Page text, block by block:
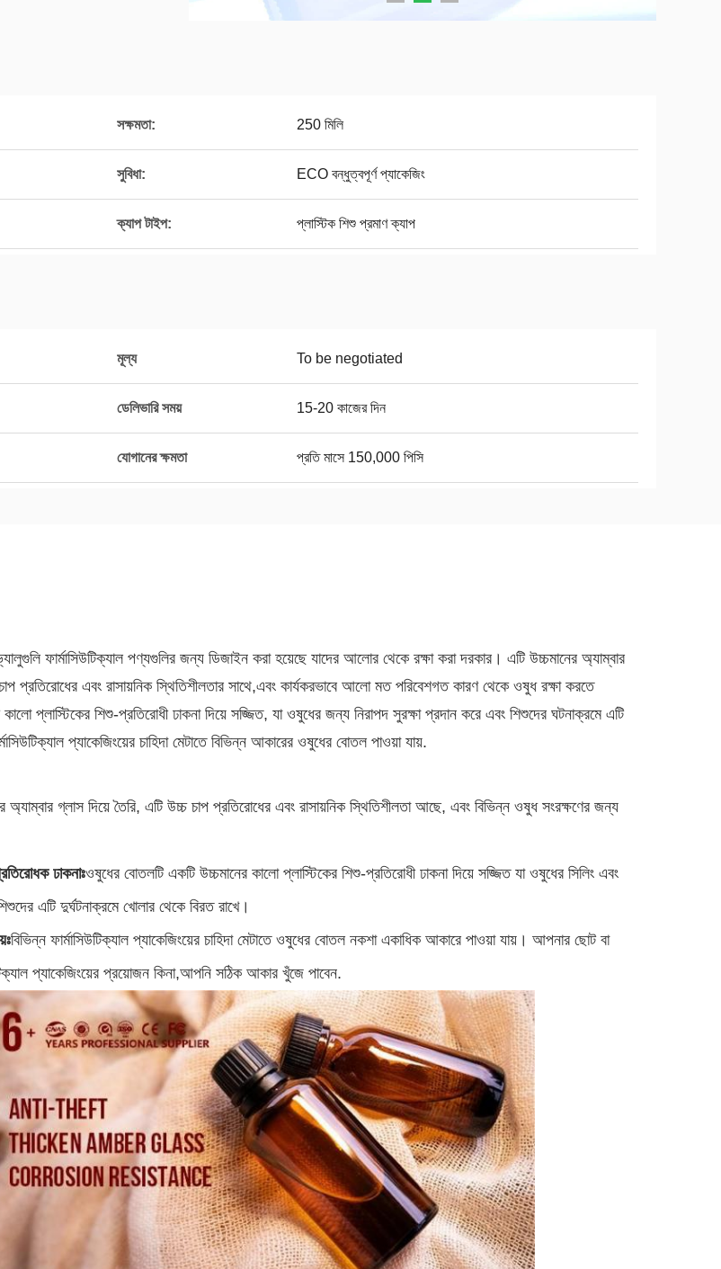
সক্ষমতা: 250 মিলি
সুবিধা: ECO বন্ধুত্বপূর্ণ প্যাকেজিং
ক্যাপ টাইপ: প্লাস্টিক শিশু প্রমাণ ক্যাপ
মূল্য To be negotiated
ডেলিভারি সময় 15-20 কাজের দিন
যোগানের ক্ষমতা প্রতি মাসে 150,000 পিসি
ফার্মাসিউটিক্যাল পণ্যগুলির জন্য ডিজাইন করা হয়েছে যাদের আলোর থেকে রক্ষা করা দরকার। এটি উচ্চমানের অ্যাম্বার
প্রতিরোধের এবং রাসায়নিক স্থিতিশীলতার সাথে,এবং কার্যকরভাবে আলো মত পরিবেশগত কারণ থেকে ওষুধ রক্ষা করতে
প্লাস্টিকের শিশু-প্রতিরোধী ঢাকনা দিয়ে সজ্জিত, যা ওষুধের জন্য নিরাপদ সুরক্ষা প্রদান করে এবং শিশুদের ঘটনাক্রমে এটি
প্যাকেজিংয়ের চাহিদা মেটাতে বিভিন্ন আকারের ওষুধের বোতল পাওয়া যায়.
অ্যাম্বার গ্লাস দিয়ে তৈরি, এটি উচ্চ চাপ প্রতিরোধের এবং রাসায়নিক স্থিতিশীলতা আছে, এবং বিভিন্ন ওষুধ সংরক্ষণের জন্য
ঢাকনাঃওষুধের বোতলটি একটি উচ্চমানের কালো প্লাস্টিকের শিশু-প্রতিরোধী ঢাকনা দিয়ে সজ্জিত যা ওষুধের সিলিং এবং
এটি দুর্ঘটনাক্রমে খোলার থেকে বিরত রাখে।
বিভিন্ন ফার্মাসিউটিক্যাল প্যাকেজিংয়ের চাহিদা মেটাতে ওষুধের বোতল নকশা একাধিক আকারে পাওয়া যায়। আপনার ছোট বা
প্যাকেজিংয়ের প্রয়োজন কিনা,আপনি সঠিক আকার খুঁজে পাবেন.